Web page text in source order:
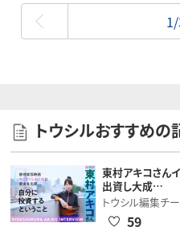
最初
トウシルおすすめの
東村アキコさん
出資し大成…
トウシル編集チ
59